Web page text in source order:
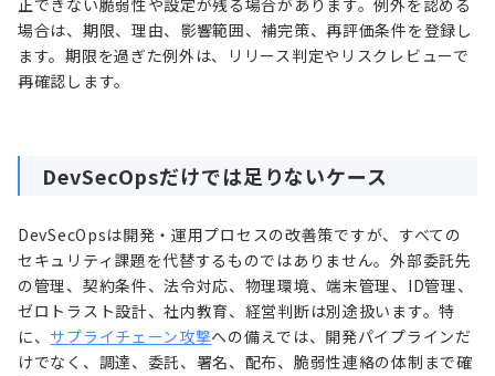
正できない脆弱性や設定が残る場合があります。例外を認める
場合は、期限、理由、影響範囲、補完策、再評価条件を登録し
ます。期限を過ぎた例外は、リリース判定やリスクレビューで
再確認します。
DevSecOpsだけでは足りないケース
DevSecOpsは開発・運用プロセスの改善策ですが、すべての
セキュリティ課題を代替するものではありません。外部委託先
の管理、契約条件、法令対応、物理環境、端末管理、ID管理、
ゼロトラスト設計、社内教育、経営判断は別途扱います。特
に、 サプライチェーン攻撃への備えでは、開発パイプラインだ
けでなく、調達、委託、署名、配布、脆弱性連絡の体制まで確